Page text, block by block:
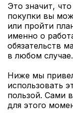
Это значит,
покупки вы
или пройти
именно о
обязательств
в любом случае.
Ниже мы
использовать
пользой. Сами
для этого